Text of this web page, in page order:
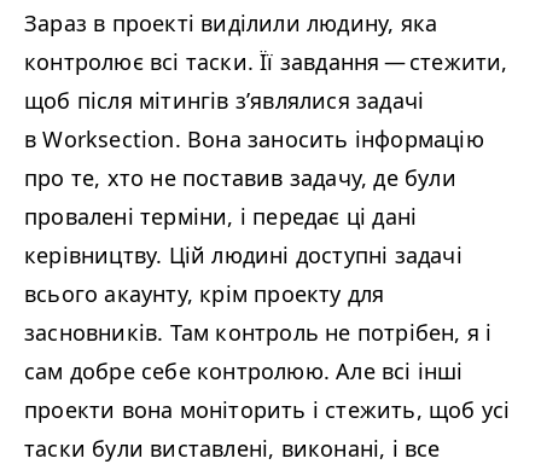
Зараз в проекті виділили людину, яка
контролює всі таски. Її завдання — стежити,
щоб після мітингів з’являлися задачі
в Worksection. Вона заносить інформацію
про те, хто не поставив задачу, де були
провалені терміни, і передає ці дані
керівництву. Цій людині доступні задачі
всього акаунту, крім проекту для
засновників. Там контроль не потрібен, я і
сам добре себе контролюю. Але всі інші
проекти вона моніторить і стежить, щоб усі
таски були виставлені, виконані, і все